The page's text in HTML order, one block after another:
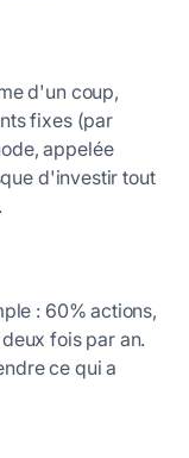
d'un coup,
fixes (par
appelée
d'investir tout
: 60% actions,
fois par an.
ce qui a